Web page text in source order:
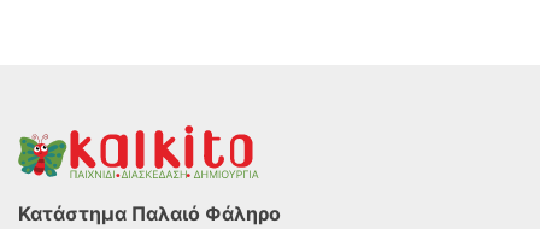
Κατάστημα Παλαιό Φάληρο